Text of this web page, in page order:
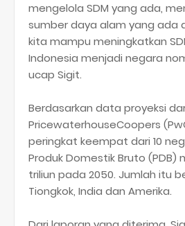
mengelola SDM yang ada,
sumber daya alam yang ada
kita mampu meningkatkan
Indonesia menjadi negara
ucap Sigit.
Berdasarkan data proyeksi
PricewaterhouseCoopers
peringkat keempat dari 10
Produk Domestik Bruto (PDB)
triliun pada 2050. Jumlah itu
Tiongkok, India dan Amerika.